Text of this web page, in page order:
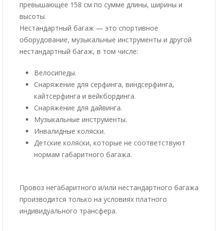
превышающее 158 см по сумме длины, ширины и
высоты.
Нестандартный багаж — это спортивное
оборудование, музыкальные инструменты и другой
нестандартный багаж, в том числе:
Велосипеды.
Снаряжение для серфинга, виндсерфинга,
кайтсерфинга и вейкбординга.
Снаряжение для дайвинга.
Музыкальные инструменты.
Инвалидные коляски.
Детские коляски, которые не соответствуют
нормам габаритного багажа.
Провоз негабаритного и/или нестандартного багажа
производится только на условиях платного
индивидуального трансфера.